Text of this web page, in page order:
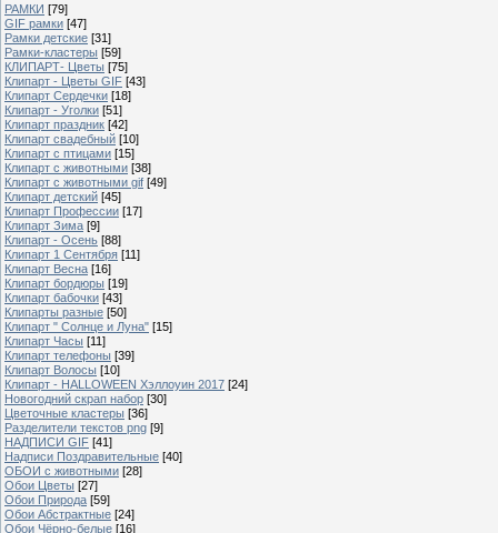
РАМКИ [79]
GIF рамки [47]
Рамки детские [31]
Рамки-кластеры [59]
КЛИПАРТ- Цветы [75]
Клипарт - Цветы GIF [43]
Клипарт Сердечки [18]
Клипарт - Уголки [51]
Клипарт праздник [42]
Клипарт свадебный [10]
Клипарт с птицами [15]
Клипарт с животными [38]
Клипарт с животными gif [49]
Клипарт детский [45]
Клипарт Профессии [17]
Клипарт Зима [9]
Клипарт - Осень [88]
Клипарт 1 Сентября [11]
Клипарт Весна [16]
Клипарт бордюры [19]
Клипарт бабочки [43]
Клипарты разные [50]
Клипарт " Солнце и Луна" [15]
Клипарт Часы [11]
Клипарт телефоны [39]
Клипарт Волосы [10]
Клипарт - HALLOWEEN Хэллоуин 2017 [24]
Новогодний скрап набор [30]
Цветочные кластеры [36]
Разделители текстов png [9]
НАДПИСИ GIF [41]
Надписи Поздравительные [40]
ОБОИ с животными [28]
Обои Цветы [27]
Обои Природа [59]
Обои Абстрактные [24]
Обои Чёрно-белые [16]